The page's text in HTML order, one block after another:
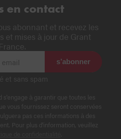
en contact
abonnant et recevez les
et mises à jour de Grant
France.
s’abonner
et sans spam
s'engage à garantir que toutes les
vous fournissez seront conservées
pas ces informations à des
Pour plus d'information, veuillez